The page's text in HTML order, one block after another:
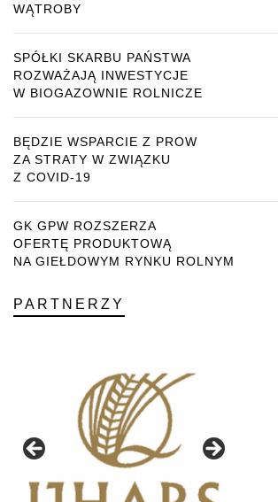
WĄTROBY
SPÓŁKI SKARBU PAŃSTWA
ROZWAŻAJĄ INWESTYCJE
W BIOGAZOWNIE ROLNICZE
BĘDZIE WSPARCIE Z PROW
ZA STRATY W ZWIĄZKU
Z COVID-19
GK GPW ROZSZERZA
OFERTĘ PRODUKTOWĄ
NA GIEŁDOWYM RYNKU ROLNYM
PARTNERZY